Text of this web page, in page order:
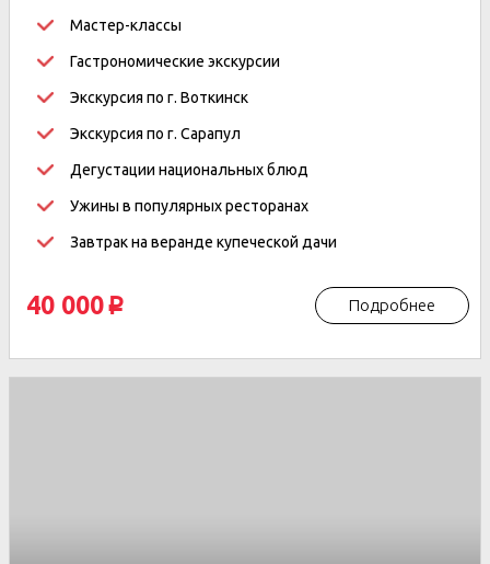
Мастер-классы
Гастрономические экскурсии
Экскурсия по г. Воткинск
Экскурсия по г. Сарапул
Дегустации национальных блюд
Ужины в популярных ресторанах
Завтрак на веранде купеческой дачи
40 000 p Подробнее